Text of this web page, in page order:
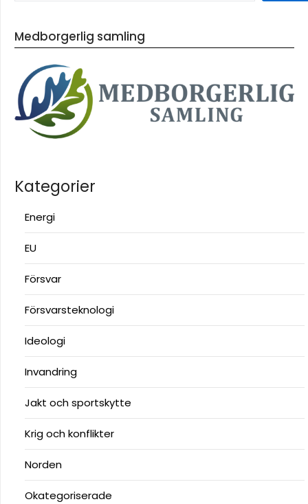
Medborgerlig samling
Kategorier
Energi
EU
Försvar
Försvarsteknologi
Ideologi
Invandring
Jakt och sportskytte
Krig och konflikter
Norden
Okategoriserade